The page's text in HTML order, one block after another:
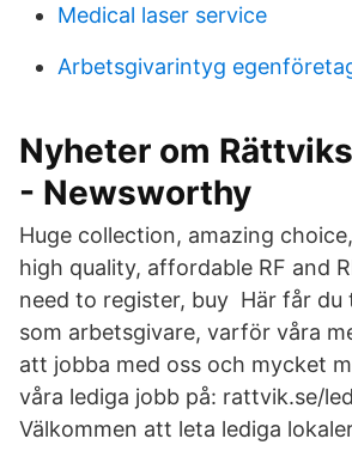
Medical laser service
Arbetsgivarintyg
Nyheter om
- Newsworthy
Huge collection, amazing
high quality, affordable RF and
need to register, buy Här får du
som arbetsgivare, varför våra
att jobba med oss och mycket
våra lediga jobb på: rattvik.se/
Välkommen att leta lediga